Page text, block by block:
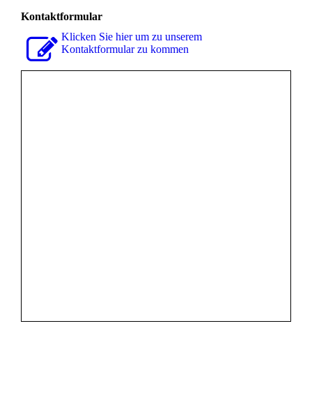
Kontaktformular
Klicken Sie hier um zu unserem
Kon­takt­for­mu­lar zu kommen